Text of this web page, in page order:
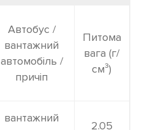
Автобус /
вантажний
автомобіль /
причіп
Питома
вага (г/
см³)
вантажний
2.05